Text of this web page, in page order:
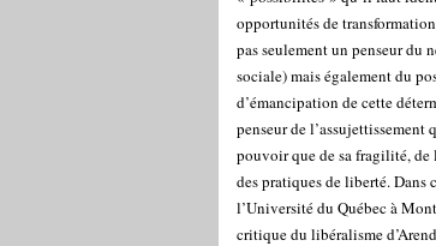
opportunités de
pas seulement un penseur du
sociale) mais également du
d’émancipation de cette
penseur de
pouvoir que de sa fragilité,
des pratiques de liberté. Dans
l’Université du Québec à
critique du libéralisme